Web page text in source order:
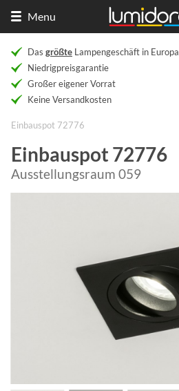
Menu
Das größte Lampengeschäft in Europa
Niedrigpreisgarantie
Großer eigener Vorrat
Keine Versandkosten
Einbauspot 72776
Einbauspot 72776
Ausstellungsraum 059